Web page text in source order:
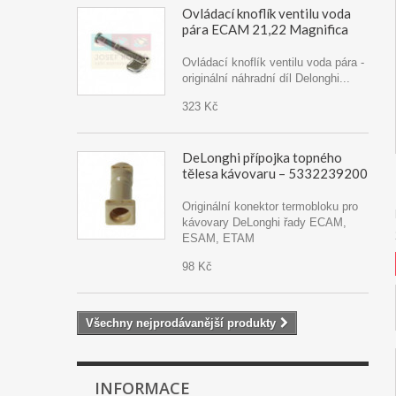
Ovládací knoflík ventilu voda
pára ECAM 21,22 Magnifica
Ovládací knoflík ventilu voda pára -
originální náhradní díl Delonghi...
323 Kč
DeLonghi přípojka topného
tělesa kávovaru – 5332239200
Originální konektor termobloku pro
kávovary DeLonghi řady ECAM,
ESAM, ETAM
98 Kč
Všechny nejprodávanější produkty
INFORMACE